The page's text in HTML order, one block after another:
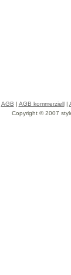
AGB | AGB kommerziell|
Copyright © 2007